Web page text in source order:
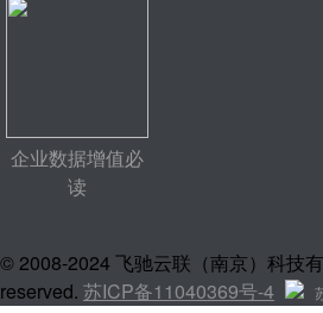
企业数据增值必
读
© 2008-2024 飞驰云联（南京）科技
reserved. 苏ICP备11040369号-4